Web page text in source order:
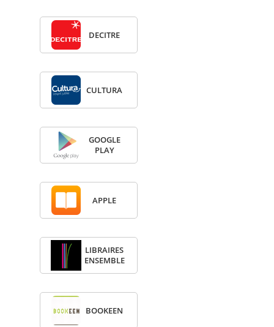
DECITRE
CULTURA
GOOGLE
PLAY
APPLE
LIBRAIRES
ENSEMBLE
BOO­KEEN